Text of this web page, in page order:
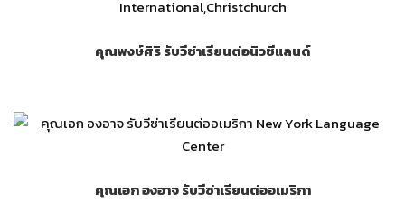
คุณพงษ์ศิริ รับวีซ่าเรียนต่อนิวซีแลนด์
คุณเอก องอาจ รับวีซ่าเรียนต่ออเมริกา